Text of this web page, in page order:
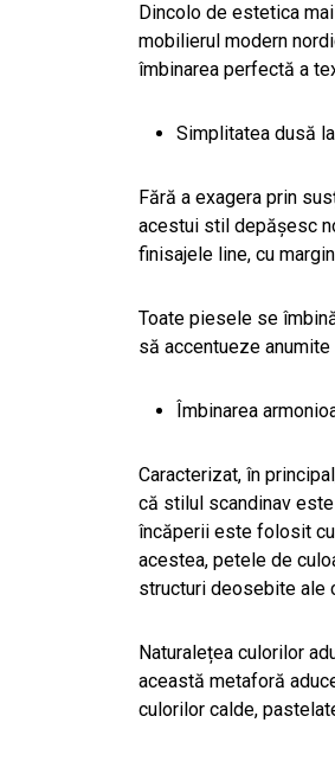
Dincolo de estetica
mobilierul modern
îmbinarea perfectă a
Simplitatea dusă
Fără a exagera prin
acestui stil depășesc
finisajele line, cu
Toate piesele se
să accentueze
Îmbinarea
Caracterizat, în
că stilul scandinav
încăperii este folosit
acestea, petele de
structuri deosebite ale
Naturalețea culorilor
această metaforă
culorilor calde,